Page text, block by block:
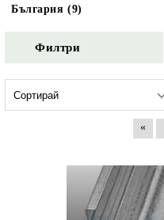
България (9)
Филтри
«